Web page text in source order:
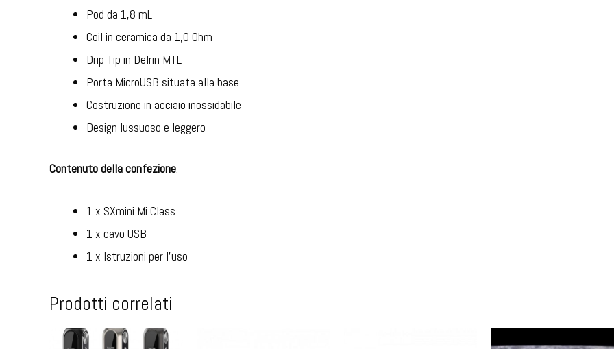
Pod da 1,8 mL
Coil in ceramica da 1,0 Ohm
Drip Tip in Delrin MTL
Porta MicroUSB situata alla base
Costruzione in acciaio inossidabile
Design lussuoso e leggero
Contenuto della confezione:
1 x SXmini Mi Class
1 x cavo USB
1 x Istruzioni per l’uso
Prodotti correlati